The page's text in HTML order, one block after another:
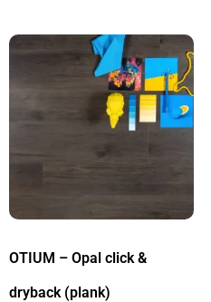
OTIUM – Opal click &
dryback (plank)